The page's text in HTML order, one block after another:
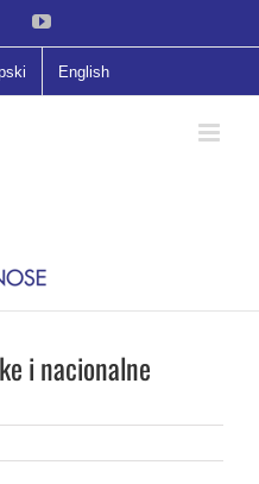
YouTube
English
i nacionalne